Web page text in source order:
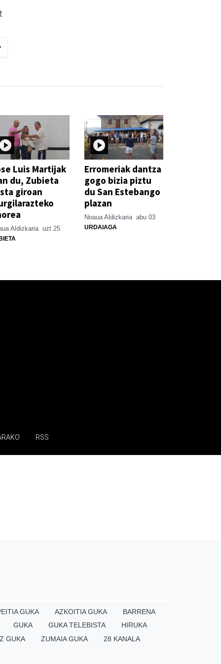
Luis Martijak
du, Zubieta
giroan
Aldizkaria uzt 25
Erromeriak dantza
gogo bizia piztu
du San Estebango
plazan
Noaua Aldizkaria abu 03
URDAIAGA
RSS
GUKA AZKOITIA GUKA
BARRENA
GUKA GUKA TELEBISTA
HIRUKA
GUKA ZUMAIA GUKA 28 KANALA